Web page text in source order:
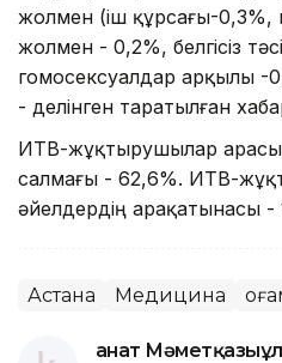
жолмен (іш құрсағы-
жолмен - 0,2%, белгісіз
гомосексуалдар арқылы -
- делінген таратылған
ИТВ-жұқтырушылар
салмағы - 62,6%. ИТВ-
әйелдердің арақатынасы -
Астана Медицина
Қанат